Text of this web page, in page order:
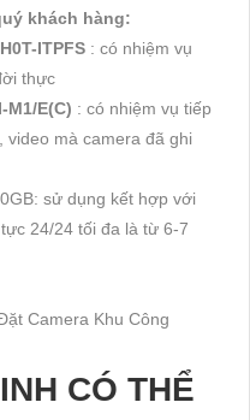
khách hàng:
ITPFS : có nhiệm vụ
thực
M1/E(C) : có nhiệm vụ tiếp
mà camera đã ghi
sử dụng kết hợp với
24/24 tối đa là từ 6-7
CÓ THỂ